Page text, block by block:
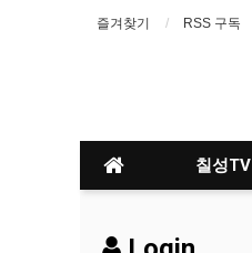
즐겨찾기 RSS 구독
칠성TV